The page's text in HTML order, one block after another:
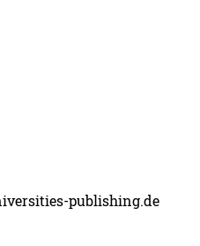
publishing.de